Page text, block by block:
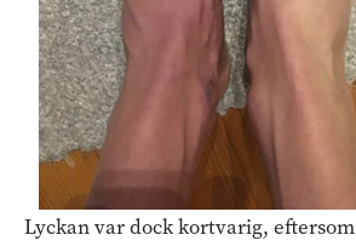
Lyckan var dock kortvarig, eftersom